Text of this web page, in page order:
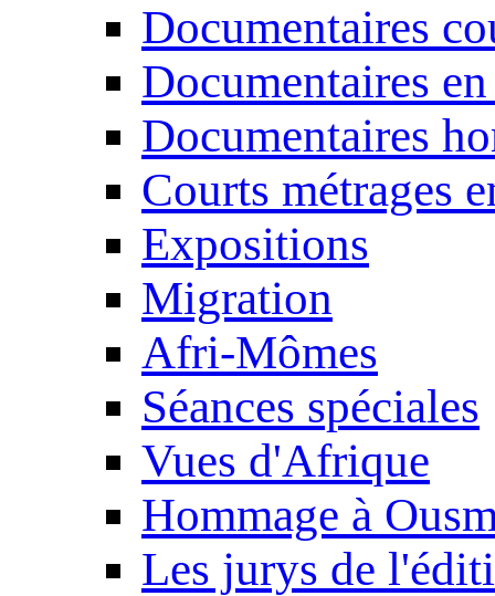
Documentaires
Documentaires
Documentaires
Courts métrages
Expositions
Migration
Afri-Mômes
Séances spéciales
Vues d'Afrique
Hommage à
Les jurys de